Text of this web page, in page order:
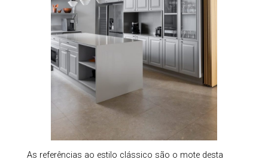
As referências ao estilo clássico são o mote desta